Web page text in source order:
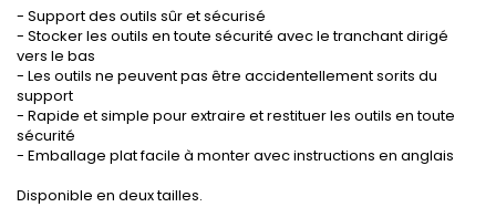
- Support des outils sûr et sécurisé
- Stocker les outils en toute sécurité avec le tranchant dirigé
vers le bas
- Les outils ne peuvent pas être accidentellement sorits du
support
- Rapide et simple pour extraire et restituer les outils en toute
sécurité
- Emballage plat facile à monter avec instructions en anglais
Disponible en deux tailles.